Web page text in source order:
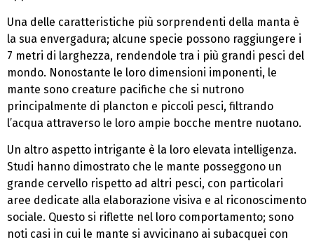
Una delle caratteristiche più sorprendenti della manta è
la sua envergadura; alcune specie possono raggiungere i
7 metri di larghezza, rendendole tra i più grandi pesci del
mondo. Nonostante le loro dimensioni imponenti, le
mante sono creature pacifiche che si nutrono
principalmente di plancton e piccoli pesci, filtrando
l’acqua attraverso le loro ampie bocche mentre nuotano.
Un altro aspetto intrigante è la loro elevata intelligenza.
Studi hanno dimostrato che le mante posseggono un
grande cervello rispetto ad altri pesci, con particolari
aree dedicate alla elaborazione visiva e al riconoscimento
sociale. Questo si riflette nel loro comportamento; sono
noti casi in cui le mante si avvicinano ai subacquei con